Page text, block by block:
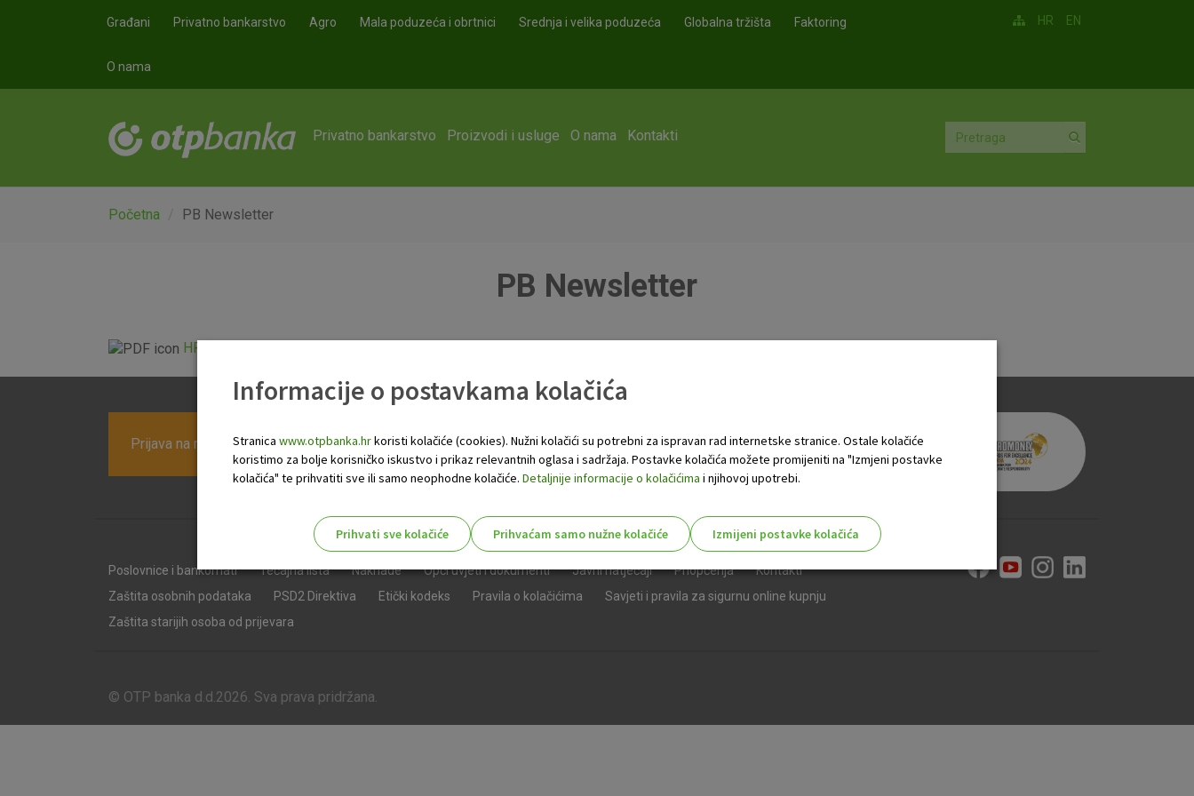
Građani Privatno bankarstvo Agro Mala poduzeća i obrtnici Srednja i velika poduzeća Globalna tržišta Faktoring
O nama
HR EN
Privatno bankarstvo Proizvodi i usluge O nama Kontakti
Početna PB Newsletter
PB Newsletter
HR Newsletter 28 10 2021 .pdf
Prijava na newsletter OTP banke
Poslovnice i bankomati Tečajna lista Naknade Opći uvjeti i dokumenti Javni natječaji Priopćenja
Kontakti
Zaštita osobnih podataka
PSD2 Direktiva Etički kodeks Pravila o kolačićima
Savjeti i pravila za sigurnu online kupnju
Zaštita starijih osoba od prijevara
© OTP banka d.d.2026. Sva prava pridržana.
Informacije o postavkama kolačića
Stranica www.otpbanka.hrkoristi kolačiće (cookies). Nužni kolačići su potrebni za ispravan rad internetske stranice. Ostale kolačiće
koristimo za bolje korisničko iskustvo i prikaz relevantnih oglasa i sadržaja. Postavke kolačića možete promijeniti na "Izmjeni postavke
kolačića" te prihvatiti sve ili samo neophodne kolačiće. Detaljnije informacije o kolačićima i njihovoj upotrebi.
Prihvati sve kolačiće Prihvaćam samo nužne kolačiće
Izmijeni postavke kolačića